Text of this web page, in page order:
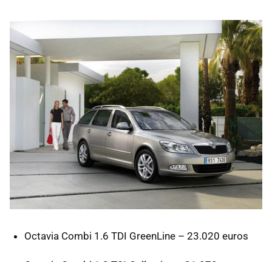
Octavia Combi 1.6 TDI GreenLine – 23.020 euros